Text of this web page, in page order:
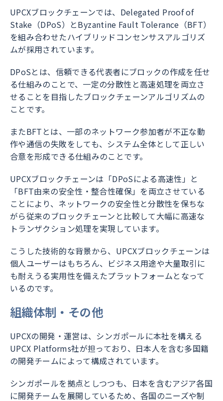
UPCXブロックチェーンでは、Delegated Proof of
Stake（DPoS）とByzantine Fault Tolerance（BFT）
を組み合わせたハイブリッドコンセンサスアルゴリズ
ムが採用されています。
DPoSとは、信頼できる代表者にブロックの作成を任せ
る仕組みのことで、一定の分散性と高速処理を両立さ
せることを目指したブロックチェーンアルゴリズムの
ことです。
またBFTとは、一部のネットワーク参加者が不正な動
作や通信の失敗をしても、システム全体として正しい
合意を形成できる仕組みのことです。
UPCXブロックチェーンは「DPoSによる高速性」と
「BFT由来の安全性・整合性確保」を両立させている
ことにより、ネットワークの安全性と分散性を保ちな
がら従来のブロックチェーンと比較して大幅に高速な
トランザクション処理を実現しています。
こうした技術的な背景から、UPCXブロックチェーンは
個人ユーザーはもちろん、ビジネス用途や大量取引に
も耐えうる実用性を備えたプラットフォームとなって
いるのです。
組織体制・その他
UPCXの開発・運営は、シンガポールに本社を構える
UPCX Platforms社が担っており、日本人を含む多国籍
の開発チームによって構成されています。
シンガポールを拠点としつつも、日本を含むアジア各国
に開発チームを展開しているため、各国のニーズや制